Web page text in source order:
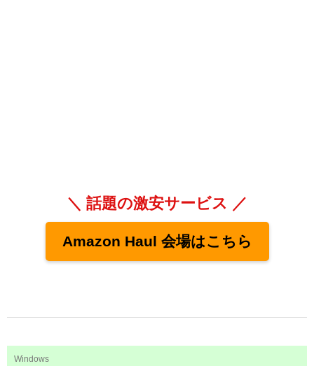
＼ 話題の激安サービス ／
Amazon Haul 会場はこちら
Windows